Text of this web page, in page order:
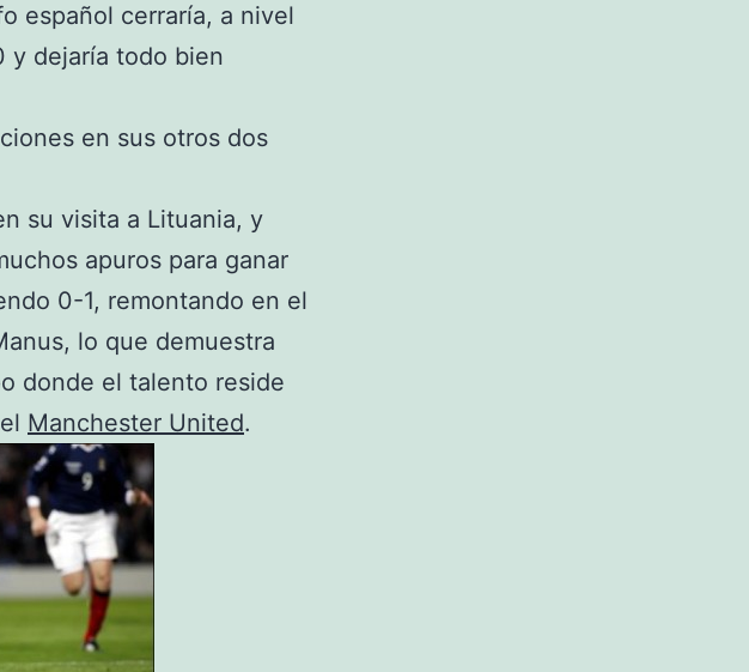
español cerraría, a nivel
y dejaría todo bien
en sus otros dos
su visita a Lituania, y
apuros para ganar
0-1, remontando en el
lo que demuestra
donde el talento reside
Manchester United.